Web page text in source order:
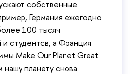
собственные
Германия ежегодно
100 тысяч
и студентов, а Франция
Make Our Planet Great
планету снова